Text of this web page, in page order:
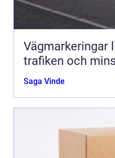
Vägmarkeringar
trafiken och
Saga Vinde